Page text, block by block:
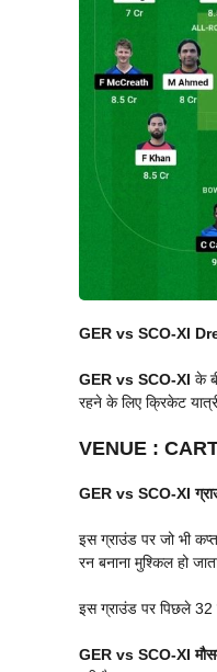
GER vs SCO-XI
GER vs SCO-XI के
रहने के लिए क्रिकेट
VENUE :
GER vs SCO-XI
इस ग्राउंड पर जो भी
रन बनाना मुश्किल हो
इस ग्राउंड पर पिछले 32
GER vs SCO-XI